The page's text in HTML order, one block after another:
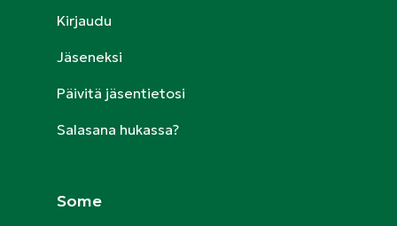
Kirjaudu
Jäseneksi
Päivitä jäsentietosi
Salasana hukassa?
Some